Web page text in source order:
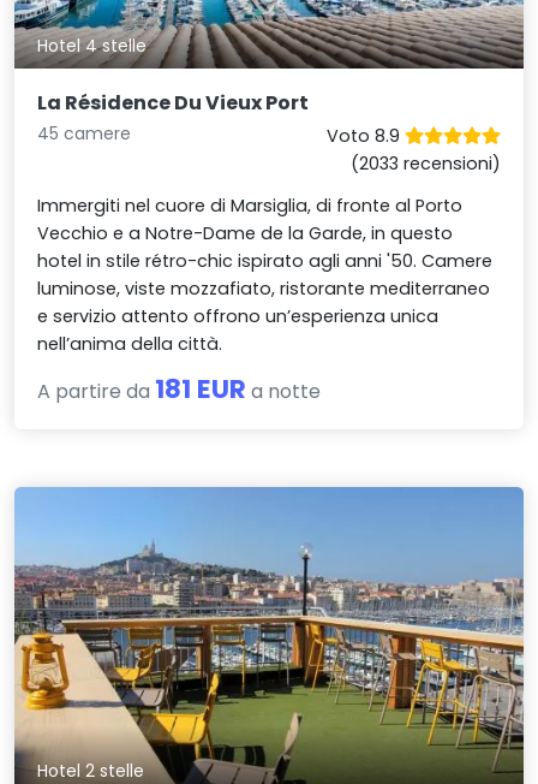
Hotel 4 stelle
La Résidence Du Vieux Port
45 camere
Voto 8.9
(2033 recensioni)
Immergiti nel cuore di Marsiglia, di fronte al Porto
Vecchio e a Notre-Dame de la Garde, in questo
hotel in stile rétro-chic ispirato agli anni '50. Camere
luminose, viste mozzafiato, ristorante mediterraneo
e servizio attento offrono un’esperienza unica
nell’anima della città.
A partire da 181 EUR a notte
Hotel 2 stelle